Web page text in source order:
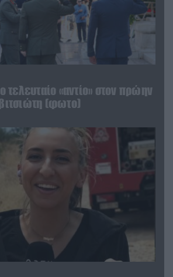
τελευταίο «αντίο» στον πρώην
(φωτο)